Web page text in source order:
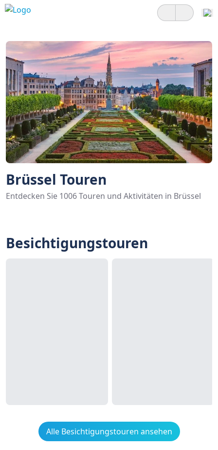
Brüssel Touren
Entdecken Sie 1006 Touren und Aktivitäten in Brüssel
Besichtigungstouren
Alle Besichtigungstouren ansehen